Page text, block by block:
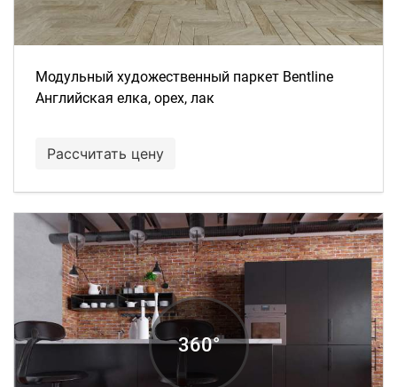
Модульный художественный паркет Bentline
Английская елка, орех, лак
Рассчитать цену